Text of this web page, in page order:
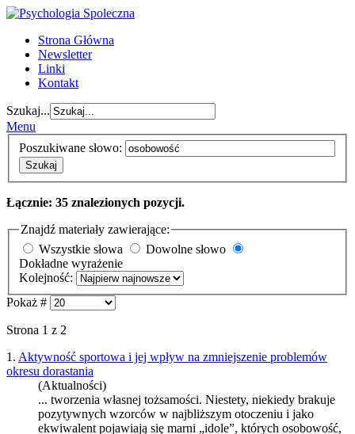
Strona Główna
Newsletter
Linki
Kontakt
Szukaj...
Menu
Poszukiwane słowo:
Szukaj
Łącznie: 35 znalezionych pozycji.
Znajdź materiały zawierające:
Wszystkie słowa
Dowolne słowo
Dokładne wyrażenie
Kolejność:
Pokaż #
Strona 1 z 2
1. Aktywność sportowa i jej wpływ na zmniejszenie problemów
okresu dorastania
(Aktualności)
... tworzenia własnej tożsamości. Niestety, niekiedy brakuje
pozytywnych wzorców w najbliższym otoczeniu i jako
ekwiwalent pojawiają się marni „idole”, których osobowość,